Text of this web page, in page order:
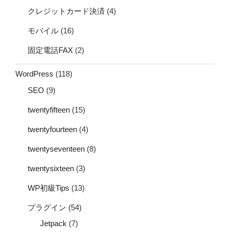
クレジットカード決済 (4)
モバイル (16)
固定電話FAX (2)
WordPress (118)
SEO (9)
twentyfifteen (15)
twentyfourteen (4)
twentyseventeen (8)
twentysixteen (3)
WP初級Tips (13)
プラグイン (54)
Jetpack (7)